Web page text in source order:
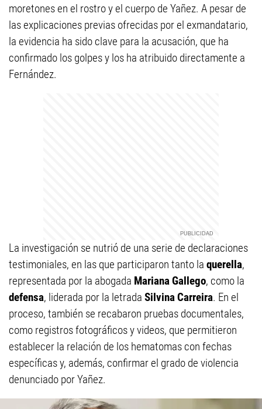
moretones en el rostro y el cuerpo de Yañez. A pesar de
las explicaciones previas ofrecidas por el exmandatario,
la evidencia ha sido clave para la acusación, que ha
confirmado los golpes y los ha atribuido directamente a
Fernández.
La investigación se nutrió de una serie de declaraciones
testimoniales, en las que participaron tanto la querella,
representada por la abogada Mariana Gallego, como la
defensa, liderada por la letrada Silvina Carreira. En el
proceso, también se recabaron pruebas documentales,
como registros fotográficos y videos, que permitieron
establecer la relación de los hematomas con fechas
específicas y, además, confirmar el grado de violencia
denunciado por Yañez.